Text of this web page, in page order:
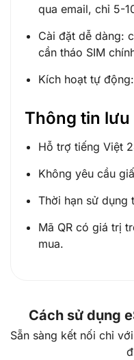
qua email, chỉ 5-
Cài đặt dễ dàng:
cần tháo SIM
Kích hoạt tự
Thông tin lưu
Hỗ trợ tiếng Việt
Không yêu cầu
Thời hạn sử dụng
Mã QR có giá trị
mua.
Cách sử dụng
Sẵn sàng kết nối chỉ